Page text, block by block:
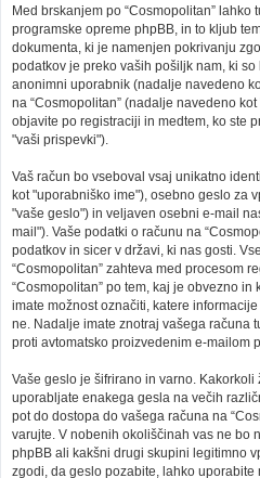
Med brskanjem po “Cosmopolitan” lahko
programske opreme phpBB, in to kljub
dokumenta, ki je namenjen pokrivanju
podatkov je preko vaših pošiljk nam, ki
anonimni uporabnik (nadalje navedeno
na “Cosmopolitan” (nadalje navedeno
objavite po registraciji in medtem, ko ste
"vaši prispevki").
Vaš račun bo vseboval vsaj unikatno
kot "uporabniško ime"), osebno geslo za
"vaše geslo") in veljaven osebni e-mail
mail"). Vaše podatki o računu na
podatkov in sicer v državi, ki nas gosti.
“Cosmopolitan” zahteva med procesom
“Cosmopolitan” po tem, kaj je obvezno
imate možnost označiti, katere
ne. Nadalje imate znotraj vašega računa
proti avtomatsko proizvedenim e-mailom
Vaše geslo je šifrirano in varno. Kakorkoli
uporabljate enakega gesla na večih
pot do dostopa do vašega računa na
varujte. V nobenih okoliščinah vas ne bo
phpBB ali kakšni drugi skupini legitimno
zgodi, da geslo pozabite, lahko